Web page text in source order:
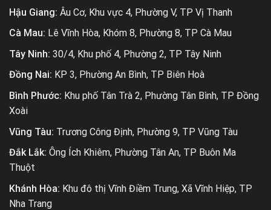
Hậu Giang: Âu Cơ, Khu vực 4, Phường V, TP Vị Thanh
Cà Mau: Lê Vĩnh Hòa, Khóm 8, Phường 8, TP Cà Mau
Tây Ninh: 30/4, Khu phố 4, Phường 2, TP Tây Ninh
Đồng Nai: KP 3, Phường An Bình, TP Biên Hoà
Bình Phước: Khu phố Tân Trà 2, Phường Tân Bình, TP Đồng
Xoài
Vũng Tàu: Trương Công Định, Phường 9, TP Vũng Tàu
Đắk Lắk: Ông Ích Khiêm, Phường Tân An, TP Buôn Ma
Thuột
Khánh Hòa: Khu đô thị Vĩnh Điềm Trung, Xã Vĩnh Hiệp, TP
Nha Trang